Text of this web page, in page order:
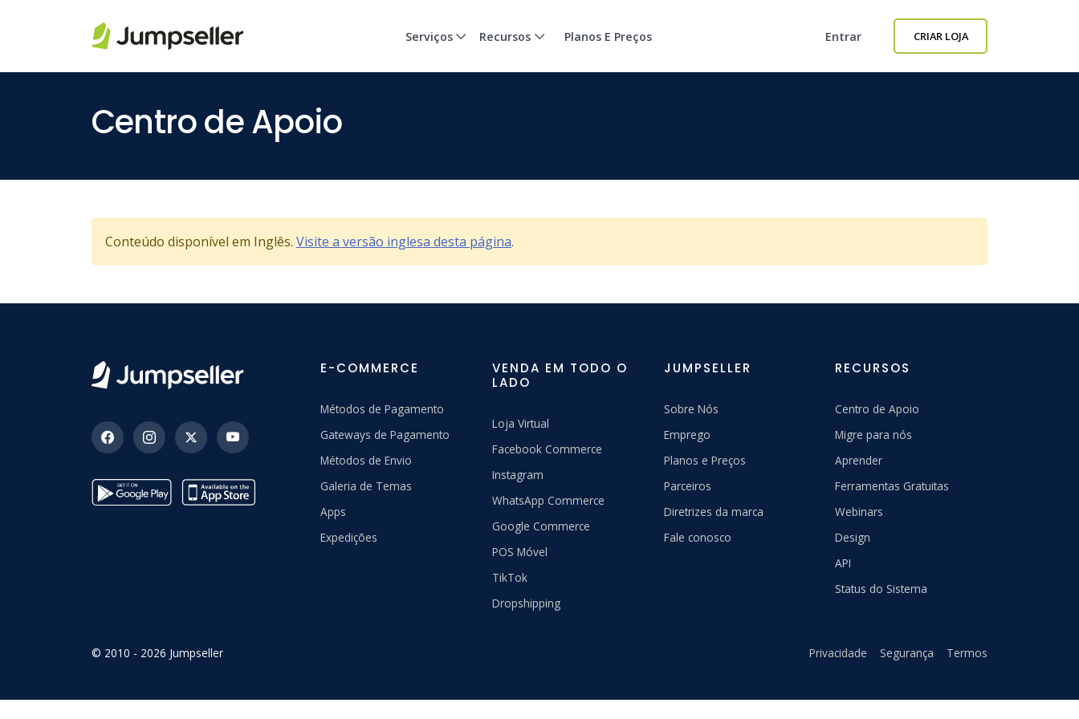
Pular para o conteúdo principal
Serviços Recursos Planos E Preços Entrar CRIAR LOJA
Centro de Apoio
Conteúdo disponível em Inglês. Visite a versão inglesa desta página.
E-COMMERCE
Métodos de Pagamento
Gateways de Pagamento
Métodos de Envio
Galeria de Temas
Apps
Expedições
VENDA EM TODO O
LADO
Loja Virtual
Facebook Commerce
Instagram
WhatsApp Commerce
Google Commerce
POS Móvel
TikTok
Dropshipping
JUMPSELLER
Sobre Nós
Emprego
Planos e Preços
Parceiros
Diretrizes da marca
Fale conosco
RECURSOS
Centro de Apoio
Migre para nós
Aprender
Ferramentas Gratuitas
Webinars
Design
API
Status do Sistema
© 2010 - 2026 Jumpseller Privacidade Segurança Termos